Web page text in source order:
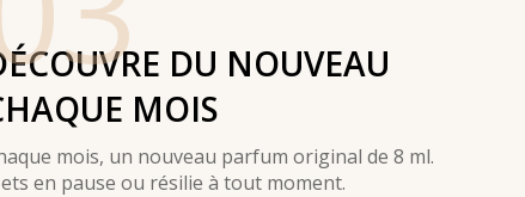
DU NOUVEAU
MOIS
mois, un nouveau parfum original de 8 ml.
en pause ou résilie à tout moment.